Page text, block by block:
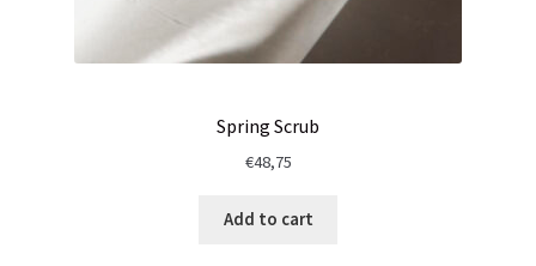
Spring Scrub
€48,75
Add to cart